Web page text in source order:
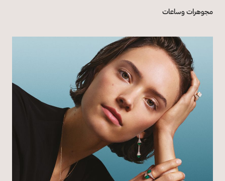
مجوهرات وساعات